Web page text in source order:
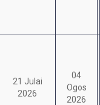
21 Julai
2026
04
Ogos
2026